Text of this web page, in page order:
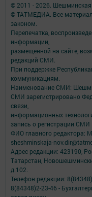
© 2011 - 2026.
© ТАТМЕДИА. Все
законом.
Перепечатка,
информации,
размещенной на сайте,
редакций СМИ.
При поддержке
коммуникациям.
Наименование СМИ:
СМИ зарегистрировано
связи,
информационных
запись о регистрации
ФИО главного редактора:
sheshminskaja-
Адрес редакции: 423190,
Татарстан,
д.102.
Телефон редакции:
8(84348)2-23-46 -